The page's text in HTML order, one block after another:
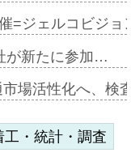
=ジェルコビジ
が新たに参加…
場活性化へ、検
工・統計・調査